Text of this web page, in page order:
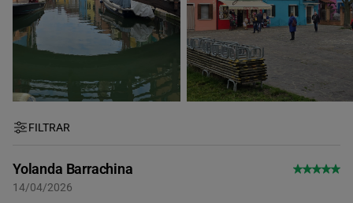
FILTRAR
Yolanda Barrachina
14/04/2026